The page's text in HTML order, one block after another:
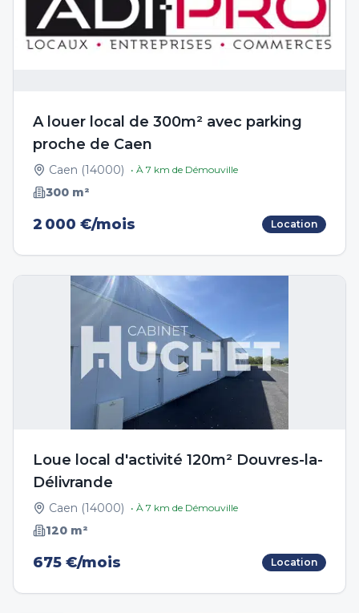
A louer local de 300m² avec parking
proche de Caen
Caen (14000) • À 7 km de Démouville
300 m²
2 000 €/mois Location
Loue local d'activité 120m² Douvres-la-
Délivrande
Caen (14000) • À 7 km de Démouville
120 m²
675 €/mois Location